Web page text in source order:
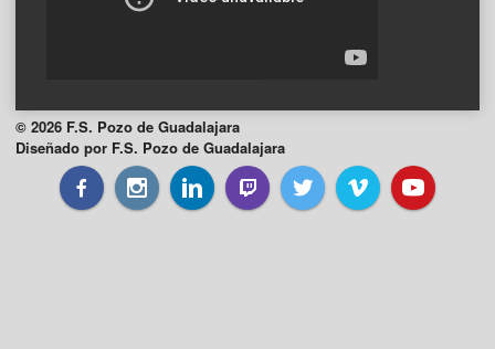
© 2026 F.S. Pozo de Guadalajara
Diseñado por F.S. Pozo de Guadalajara